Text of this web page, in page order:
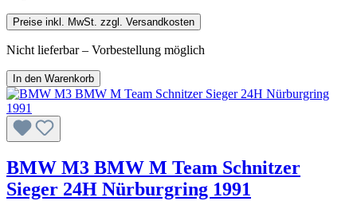
Preise inkl. MwSt. zzgl. Versandkosten
Nicht lieferbar – Vorbestellung möglich
In den Warenkorb
BMW M3 BMW M Team Schnitzer
Sieger 24H Nürburgring 1991